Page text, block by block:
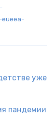
eueea-
уже
пандемии